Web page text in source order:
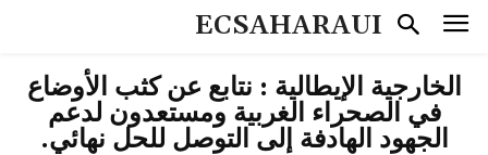
ECSAHARAUI
الخارجية الإيطالية : نتابع عن كثب الأوضاع
في الصحراء الغربية ومستعدون لدعم
الجهود الهادفة إلى التوصل للحل نهائي.